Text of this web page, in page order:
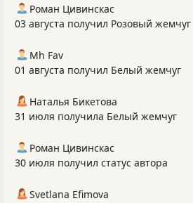
Роман Цивинскас
03 августа получил Розовый жемчуг
Mh Fav
01 августа получил Белый жемчуг
Наталья Бикетова
31 июля получила Белый жемчуг
Роман Цивинскас
30 июля получил статус автора
Svetlana Efimova